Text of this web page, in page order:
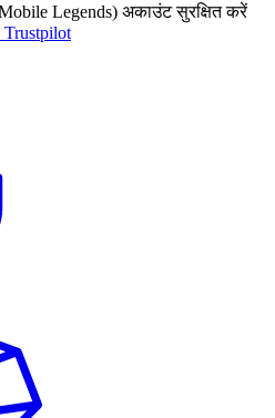
Legends) अकाउंट सुरक्षित करें
Trustpilot